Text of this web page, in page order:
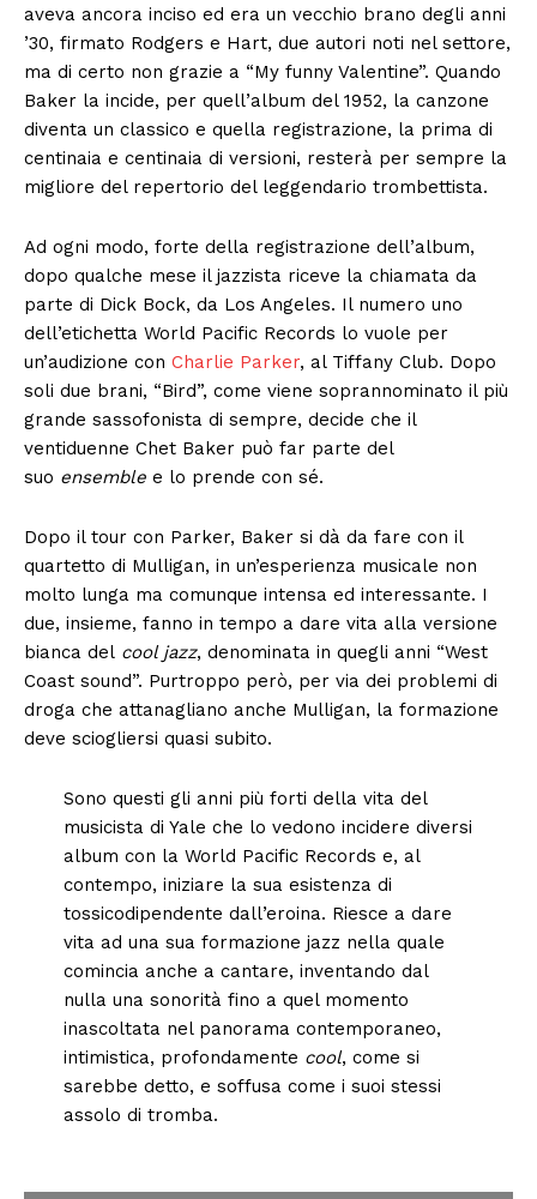
aveva ancora inciso ed era un vecchio brano degli anni
’30, firmato Rodgers e Hart, due autori noti nel settore,
ma di certo non grazie a “My funny Valentine”. Quando
Baker la incide, per quell’album del 1952, la canzone
diventa un classico e quella registrazione, la prima di
centinaia e centinaia di versioni, resterà per sempre la
migliore del repertorio del leggendario trombettista.
Ad ogni modo, forte della registrazione dell’album,
dopo qualche mese il jazzista riceve la chiamata da
parte di Dick Bock, da Los Angeles. Il numero uno
dell’etichetta World Pacific Records lo vuole per
un’audizione con Charlie Parker, al Tiffany Club. Dopo
soli due brani, “Bird”, come viene soprannominato il più
grande sassofonista di sempre, decide che il
ventiduenne Chet Baker può far parte del
suo ensemble e lo prende con sé.
Dopo il tour con Parker, Baker si dà da fare con il
quartetto di Mulligan, in un’esperienza musicale non
molto lunga ma comunque intensa ed interessante. I
due, insieme, fanno in tempo a dare vita alla versione
bianca del cool jazz, denominata in quegli anni “West
Coast sound”. Purtroppo però, per via dei problemi di
droga che attanagliano anche Mulligan, la formazione
deve sciogliersi quasi subito.
Sono questi gli anni più forti della vita del
musicista di Yale che lo vedono incidere diversi
album con la World Pacific Records e, al
contempo, iniziare la sua esistenza di
tossicodipendente dall’eroina. Riesce a dare
vita ad una sua formazione jazz nella quale
comincia anche a cantare, inventando dal
nulla una sonorità fino a quel momento
inascoltata nel panorama contemporaneo,
intimistica, profondamente cool, come si
sarebbe detto, e soffusa come i suoi stessi
assolo di tromba.